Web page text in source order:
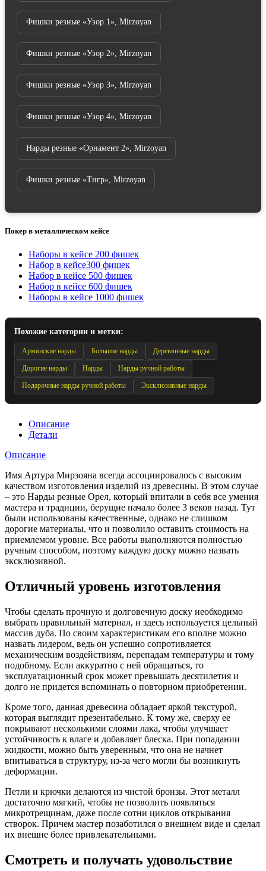
Фишки резные «Узор 1», Mirzoyan
Фишки резные «Узор 2», Mirzoyan
Фишки резные «Узор 3», Mirzoyan
Фишки резные «Узор 4», Mirzoyan
Нарды резные «Орнамент 2», Mirzoyan
Фишки резные «Тигр», Mirzoyan
Покер в металлическом кейсе
Наборы в кейсе 200 фишек
Набор в кейсе300 фишек
Набор в кейсе 500 фишек
Набор в кейсе 600 фишек
Наборы в кейсе 1000 фишек
Похожие категории и метки:
Армянские нарды Большие нарды Деревянные нарды
Дорогие нарды Нарды Нарды ручной работы
Подарочные нарды ручной работы Эксклюзивные нарды
Описание
Детали
Описание
Имя Артура Мирзояна всегда ассоциировалось с высоким
качеством изготовления изделий из древесины. В этом случае
– это Нарды резные Орел, который впитали в себя все умения
мастера и традиции, берущие начало более 3 веков назад. Тут
были использованы качественные, однако не слишком
дорогие материалы, что и позволило оставить стоимость на
приемлемом уровне. Все работы выполняются полностью
ручным способом, поэтому каждую доску можно назвать
эксклюзивной.
Отличный уровень изготовления
Чтобы сделать прочную и долговечную доску необходимо
выбрать правильный материал, и здесь используется цельный
массив дуба. По своим характеристикам его вполне можно
назвать лидером, ведь он успешно сопротивляется
механическим воздействиям, перепадам температуры и тому
подобному. Если аккуратно с ней обращаться, то
эксплуатационный срок может превышать десятилетия и
долго не придется вспоминать о повторном приобретении.
Кроме того, данная древесина обладает яркой текстурой,
которая выглядит презентабельно. К тому же, сверху ее
покрывают несколькими слоями лака, чтобы улучшает
устойчивость к влаге и добавляет блеска. При попадании
жидкости, можно быть уверенным, что она не начнет
впитываться в структуру, из-за чего могли бы возникнуть
деформации.
Петли и крючки делаются из чистой бронзы. Этот металл
достаточно мягкий, чтобы не позволить появляться
микротрещинам, даже после сотни циклов открывания
створок. Причем мастер позаботился о внешнем виде и сделал
их внешне более привлекательными.
Смотреть и получать удовольствие